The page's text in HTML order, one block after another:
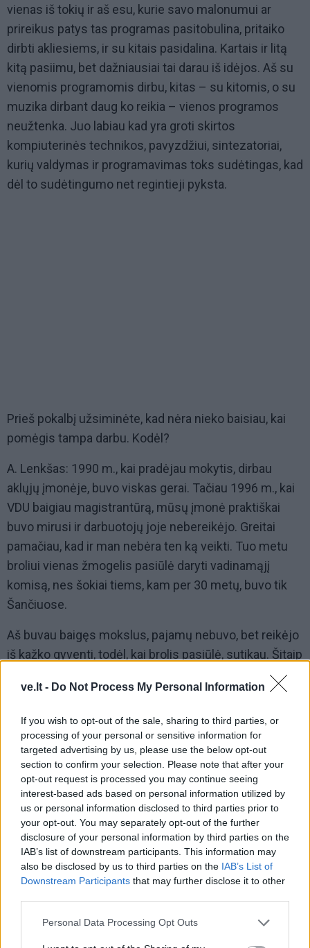
ve.lt - Do Not Process My Personal Information
If you wish to opt-out of the sale, sharing to third parties, or
processing of your personal or sensitive information for
targeted advertising by us, please use the below opt-out
section to confirm your selection. Please note that after your
opt-out request is processed you may continue seeing
interest-based ads based on personal information utilized by
us or personal information disclosed to third parties prior to
your opt-out. You may separately opt-out of the further
disclosure of your personal information by third parties on the
IAB’s list of downstream participants. This information may
also be disclosed by us to third parties on the IAB’s List of
Downstream Participants that may further disclose it to other
Personal Data Processing Opt Outs
vienas iš tokių ir aš esu, kurie savo malonumui ar
prireikus patys tas programas pasitobulina, pritaiko
dirbti akliesiems, ir su kitais pasidalina. Kartais ir litą
kitą pasiimu, bet dažniausiai tai darau iš idėjos. Aš su
vienomis programomis dirbu, kitas – su kitomis, o su
muzika dirbant daug ko reikia – vienos programos
neužtenka. Juo labiau kad yra groti skirtos
kompiuterinės technikos, pavyzdžiui, sintezatoriai,
kurių valdymas ir programavimas toks sudėtingas, kad
dėl to sudėtingumo net regintieji pyksta.
Prieš pokalbį užsiminėte, kad nėra nieko baisiau, kai
pomėgis tampa darbu. Kodėl?
A. Lenkšas: 1990 m., kai pradėjau mokytis, dirbau
aklųjų įmonėje, buvo viskas gerai. Tačiau 1996 m., kai
VDU baigiau magistrantūrą, mūsų įmonė praktiškai
buvo mirusi ir darbuotojų joje nebereikėjo. Greitai
pamačiau, kad ir man nebėra ten ką veikti. Tuo metu
broliui vienas žmogelis pasiūlė daryti vadinamąjį
komisą, nes šokiai tiems, kam per 30 metų, buvo tik
Šančiuose.
Aš buvau baigęs mokslus, pajamų nebuvo, bet reikėjo
iš kažko gyventi, todėl, kai brolis pasiūlė, sutikau. Šitaip
1996–2008 m. du ar tris vakarus per savaitę po tris
keturias valandas čia, mūsų salėje, ir dirbome.
žmonės paprastai bendrauja savaitgaliais, o mes tuo
metu būdavome užsiėmę. Kai baigėsi kantrybė,
nusprendėme ieškoti kitokių užsiėmimų. Pats esu
tiksliukas, mechanikas. Jeigu būčiau matęs, tikrai
būčiau po mašinomis gulėjęs. Gal būčiau kur ir
prisiplojęs, nes, kai vaikas buvau ir kol truputį mačiau,
mašinos buvo mano silpnybė. Todėl atsirado
kompiuteriai – jie irgi mašinos, irgi dėžės, kaip žmona
sakė – gelžgaliai.